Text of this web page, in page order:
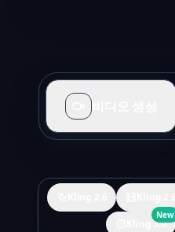
비디오 생성
New
Kling 3.0